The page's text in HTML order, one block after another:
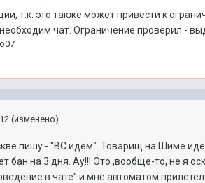
т.к. это также может привести к
чат. Ограничение проверил -
(изменено)
пишу - "ВС идём". Товарищ на Шиме
бан на 3 дня. Ау!!! Это ,вообще-то, не я
в чате" и мне автоматом